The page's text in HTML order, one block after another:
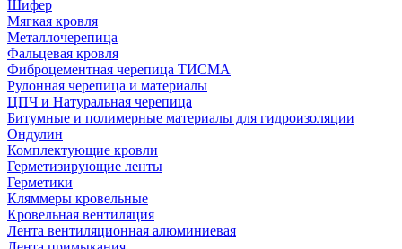
Шифер
Мягкая кровля
Металлочерепица
Фальцевая кровля
Фиброцементная черепица ТИСМА
Рулонная черепица и материалы
ЦПЧ и Натуральная черепица
Битумные и полимерные материалы для гидроизоляции
Ондулин
Комплектующие кровли
Герметизирующие ленты
Герметики
Кляммеры кровельные
Кровельная вентиляция
Лента вентиляционная алюминиевая